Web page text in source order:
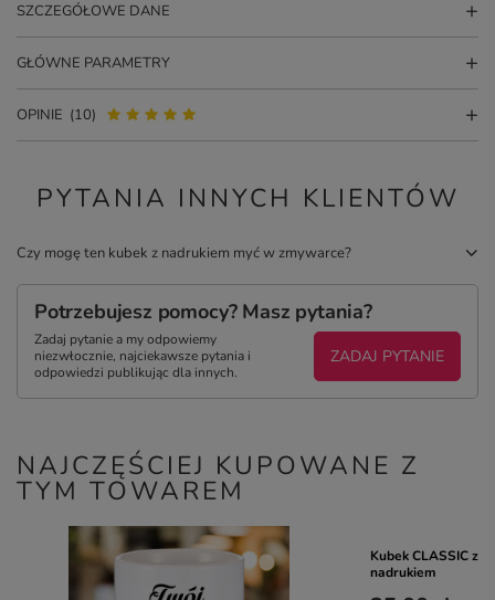
SZCZEGÓŁOWE DANE
GŁÓWNE PARAMETRY
OPINIE (10)
PYTANIA INNYCH KLIENTÓW
Czy mogę ten kubek z nadrukiem myć w zmywarce?
Potrzebujesz pomocy? Masz pytania?
Zadaj pytanie a my odpowiemy
niezwłocznie, najciekawsze pytania i
odpowiedzi publikując dla innych.
ZADAJ PYTANIE
NAJCZĘŚCIEJ KUPOWANE Z
TYM TOWAREM
Kubek CLASSIC z
nadrukiem